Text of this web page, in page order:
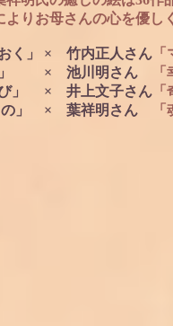
りお母さんの心を優し
く」 × 竹内正人さん
」 × 池川明さん
び」 × 井上文子さん
の」 × 葉祥明さん 「